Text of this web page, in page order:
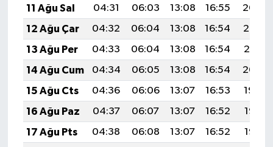
11 Ağu Sal
04:31 06:03 13:08 16:55
20:04
12 Ağu Çar
04:32 06:04 13:08 16:54
20:02
13 Ağu Per
04:33 06:04 13:08 16:54
20:01
14 Ağu Cum
04:34 06:05 13:08 16:54
20:00
15 Ağu Cts
04:36 06:06 13:07 16:53
19:59
16 Ağu Paz
04:37 06:07 13:07 16:52
19:58
17 Ağu Pts
04:38 06:08 13:07 16:52
19:56